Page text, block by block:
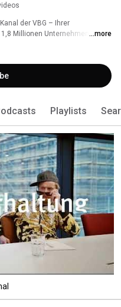
der VBG – Ihrer
Millionen Unternehmen aus
...more
Playlists